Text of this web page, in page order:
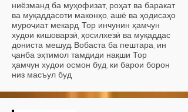
ниёзманд ба муҳофизат, роҳат ва баракат
ва муқаддасоти маконҳо, ашё ва ҳодисаҳо
муроҷиат мекард. Тор инчунин ҳамчун
худои кишоварзӣ, ҳосилхезӣ ва муқаддас
дониста мешуд. Вобаста ба пештара, ин
ҷанба эҳтимол тамдиди нақши Тор
ҳамчун худои осмон буд, ки барои борон
низ масъул буд.